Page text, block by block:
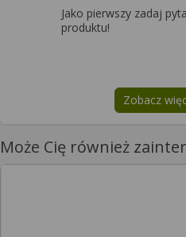
Jako pierwszy zadaj
produktu!
Zobacz
Może Cię również